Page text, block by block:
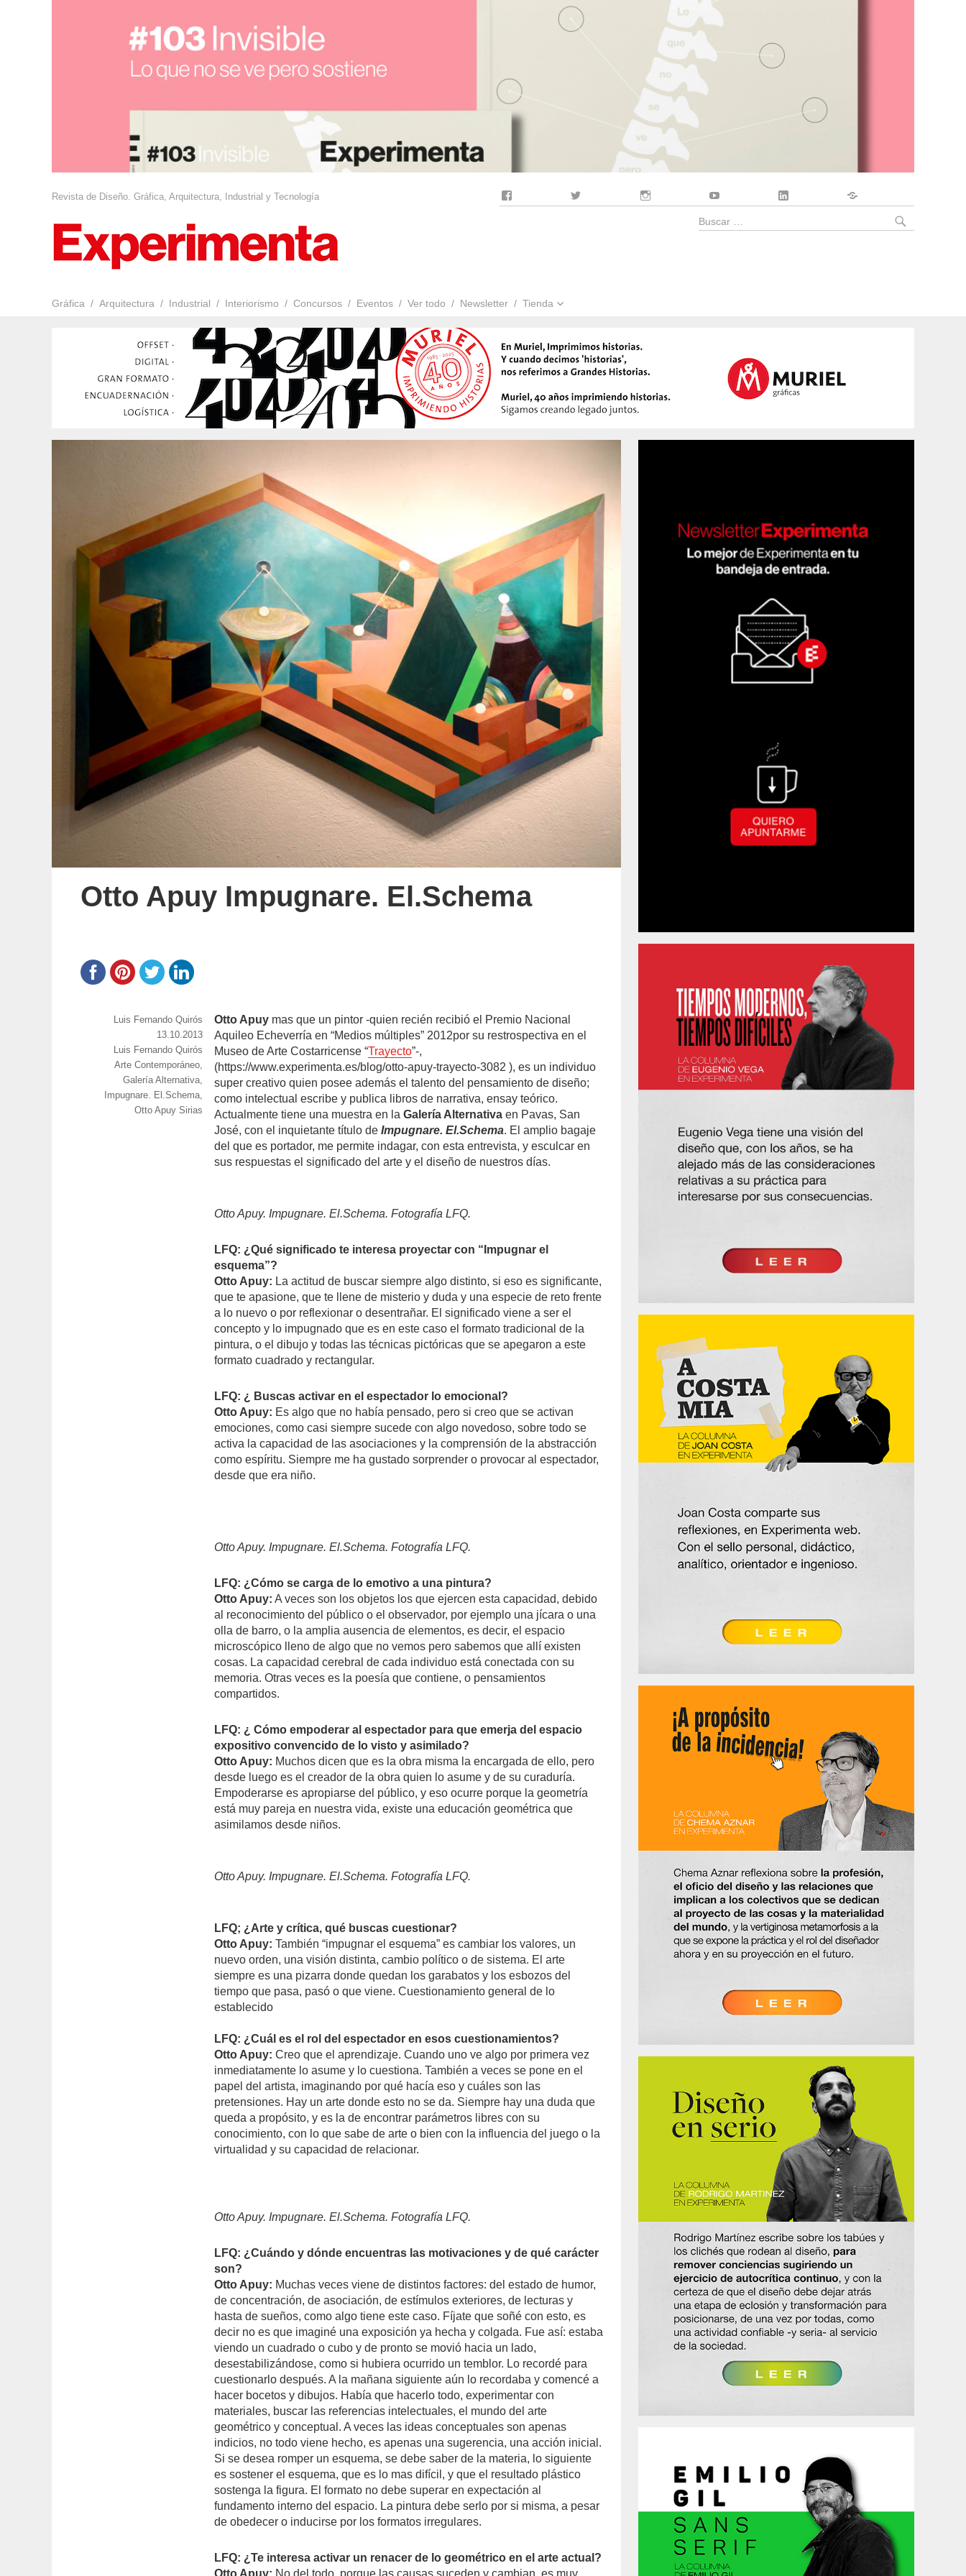
Revista de Diseño. Gráfica, Arquitectura, Industrial y Tecnología
Gráfica Arquitectura Industrial Interiorismo Concursos Eventos Ver todo Newsletter Tienda
Buscar
Otto Apuy Impugnare. El.Schema
Otto Apuy mas que un pintor -quien recién recibió el Premio Nacional
Aquileo Echeverría en “Medios múltiples” 2012por su restrospectiva en el
Museo de Arte Costarricense “Trayecto”-,
(https://www.experimenta.es/blog/otto-apuy-trayecto-3082 ), es un individuo
super creativo quien posee además el talento del pensamiento de diseño;
como intelectual escribe y publica libros de narrativa, ensay teórico.
Actualmente tiene una muestra en laGalería Alternativa en Pavas, San
José, con el inquietante título deImpugnare. El.Schema. El amplio bagaje
del que es portador, me permite indagar, con esta entrevista, y esculcar en
sus respuestas el significado del arte y el diseño de nuestros días.
Otto Apuy. Impugnare. El.Schema. Fotografía LFQ.
LFQ: ¿Qué significado te interesa proyectar con “Impugnar el
esquema”?
Otto Apuy: La actitud de buscar siempre algo distinto, si eso es significante,
que te apasione, que te llene de misterio y duda y una especie de reto frente
a lo nuevo o por reflexionar o desentrañar. El significado viene a ser el
concepto y lo impugnado que es en este caso el formato tradicional de la
pintura, o el dibujo y todas las técnicas pictóricas que se apegaron a este
formato cuadrado y rectangular.
LFQ: ¿ Buscas activar en el espectador lo emocional?
Otto Apuy: Es algo que no había pensado, pero si creo que se activan
emociones, como casi siempre sucede con algo novedoso, sobre todo se
activa la capacidad de las asociaciones y la comprensión de la abstracción
como espíritu. Siempre me ha gustado sorprender o provocar al espectador,
desde que era niño.
Otto Apuy. Impugnare. El.Schema. Fotografía LFQ.
LFQ: ¿Cómo se carga de lo emotivo a una pintura?
Otto Apuy: A veces son los objetos los que ejercen esta capacidad, debido
al reconocimiento del público o el observador, por ejemplo una jícara o una
olla de barro, o la amplia ausencia de elementos, es decir, el espacio
microscópico lleno de algo que no vemos pero sabemos que allí existen
cosas. La capacidad cerebral de cada individuo está conectada con su
memoria. Otras veces es la poesía que contiene, o pensamientos
compartidos.
LFQ: ¿ Cómo empoderar al espectador para que emerja del espacio
expositivo convencido de lo visto y asimilado?
Otto Apuy: Muchos dicen que es la obra misma la encargada de ello, pero
desde luego es el creador de la obra quien lo asume y de su curaduría.
Empoderarse es apropiarse del público, y eso ocurre porque la geometría
está muy pareja en nuestra vida, existe una educación geométrica que
asimilamos desde niños.
Otto Apuy. Impugnare. El.Schema. Fotografía LFQ.
LFQ; ¿Arte y crítica, qué buscas cuestionar?
Otto Apuy: También “impugnar el esquema” es cambiar los valores, un
nuevo orden, una visión distinta, cambio político o de sistema. El arte
siempre es una pizarra donde quedan los garabatos y los esbozos del
tiempo que pasa, pasó o que viene. Cuestionamiento general de lo
establecido
LFQ: ¿Cuál es el rol del espectador en esos cuestionamientos?
Otto Apuy: Creo que el aprendizaje. Cuando uno ve algo por primera vez
inmediatamente lo asume y lo cuestiona. También a veces se pone en el
papel del artista, imaginando por qué hacía eso y cuáles son las
pretensiones. Hay un arte donde esto no se da. Siempre hay una duda que
queda a propósito, y es la de encontrar parámetros libres con su
conocimiento, con lo que sabe de arte o bien con la influencia del juego o la
virtualidad y su capacidad de relacionar.
Otto Apuy. Impugnare. El.Schema. Fotografía LFQ.
LFQ: ¿Cuándo y dónde encuentras las motivaciones y de qué carácter
son?
Otto Apuy: Muchas veces viene de distintos factores: del estado de humor,
de concentración, de asociación, de estímulos exteriores, de lecturas y
hasta de sueños, como algo tiene este caso. Fíjate que soñé con esto, es
decir no es que imaginé una exposición ya hecha y colgada. Fue así: estaba
viendo un cuadrado o cubo y de pronto se movió hacia un lado,
desestabilizándose, como si hubiera ocurrido un temblor. Lo recordé para
cuestionarlo después. A la mañana siguiente aún lo recordaba y comencé a
hacer bocetos y dibujos. Había que hacerlo todo, experimentar con
materiales, buscar las referencias intelectuales, el mundo del arte
geométrico y conceptual. A veces las ideas conceptuales son apenas
indicios, no todo viene hecho, es apenas una sugerencia, una acción inicial.
Si se desea romper un esquema, se debe saber de la materia, lo siguiente
es sostener el esquema, que es lo mas difícil, y que el resultado plástico
sostenga la figura. El formato no debe superar en expectación al
fundamento interno del espacio. La pintura debe serlo por si misma, a pesar
de obedecer o inducirse por los formatos irregulares.
LFQ: ¿Te interesa activar un renacer de lo geométrico en el arte actual?
Otto Apuy: No del todo, porque las causas suceden y cambian, es muy
https://www.experimenta.es/author/luis-
quiros/
Luis Fernando Quirós
Publicado
el
13.10.2013
Categorías
Luis Fernando Quirós
Etiquetas
Arte Contemporáneo
Galería Alternativa
Impugnare. El.Schema
Otto Apuy Sirias